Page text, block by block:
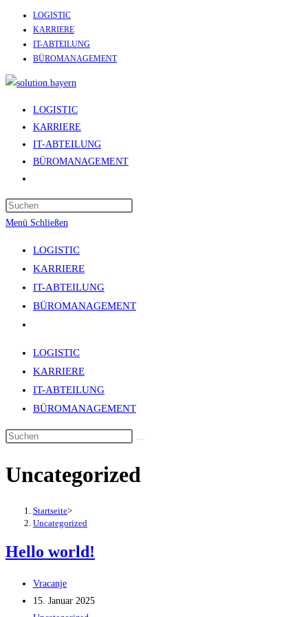
Inhalt
springen
LOGISTIC
KARRIERE
IT-ABTEILUNG
BÜROMANAGEMENT
LOGISTIC
KARRIERE
IT-ABTEILUNG
BÜROMANAGEMENT
umschalten
Menü Schließen
LOGISTIC
KARRIERE
IT-ABTEILUNG
BÜROMANAGEMENT
umschalten
LOGISTIC
KARRIERE
IT-ABTEILUNG
BÜROMANAGEMENT
Uncategorized
Startseite>
Uncategorized
Hello world!
Beitrags-
Autor:
Vracanje
Beitrag
15. Januar 2025